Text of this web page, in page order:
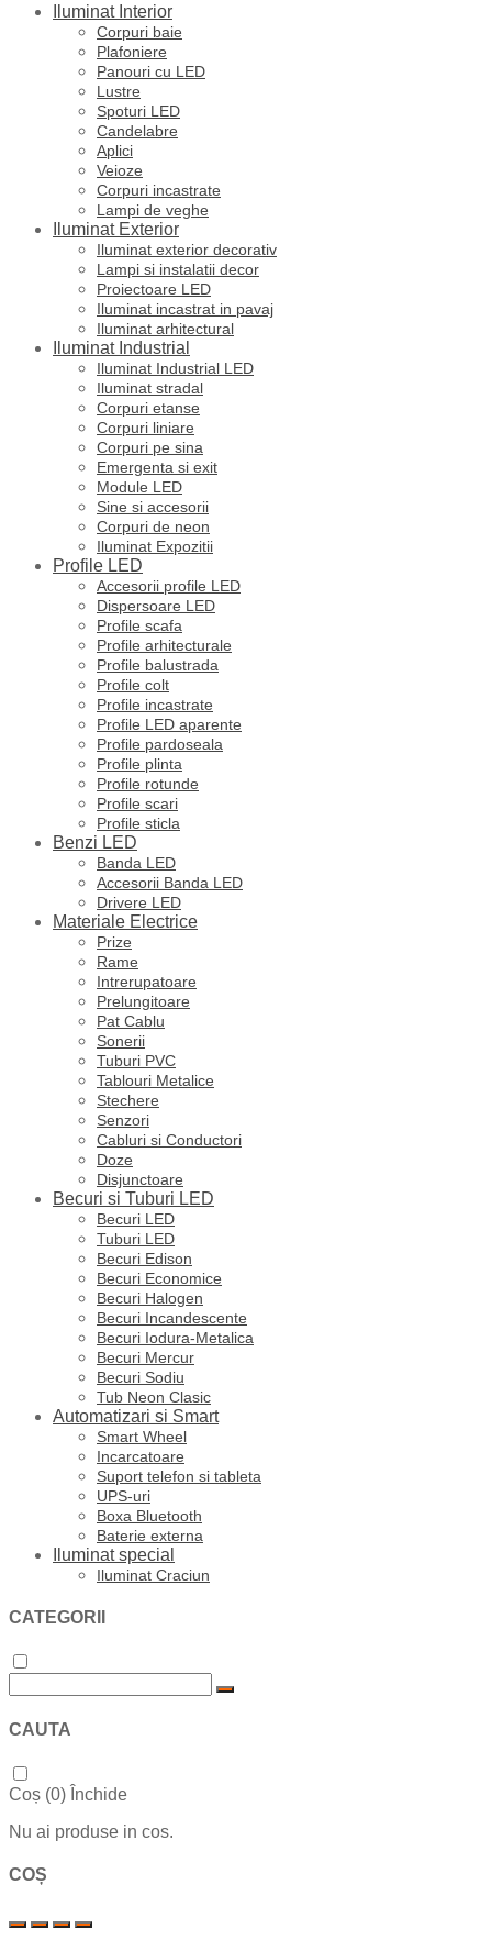
Iluminat Interior
Corpuri baie
Plafoniere
Panouri cu LED
Lustre
Spoturi LED
Candelabre
Aplici
Veioze
Corpuri incastrate
Lampi de veghe
Iluminat Exterior
Iluminat exterior decorativ
Lampi si instalatii decor
Proiectoare LED
Iluminat incastrat in pavaj
Iluminat arhitectural
Iluminat Industrial
Iluminat Industrial LED
Iluminat stradal
Corpuri etanse
Corpuri liniare
Corpuri pe sina
Emergenta si exit
Module LED
Sine si accesorii
Corpuri de neon
Iluminat Expozitii
Profile LED
Accesorii profile LED
Dispersoare LED
Profile scafa
Profile arhitecturale
Profile balustrada
Profile colt
Profile incastrate
Profile LED aparente
Profile pardoseala
Profile plinta
Profile rotunde
Profile scari
Profile sticla
Benzi LED
Banda LED
Accesorii Banda LED
Drivere LED
Materiale Electrice
Prize
Rame
Intrerupatoare
Prelungitoare
Pat Cablu
Sonerii
Tuburi PVC
Tablouri Metalice
Stechere
Senzori
Cabluri si Conductori
Doze
Disjunctoare
Becuri si Tuburi LED
Becuri LED
Tuburi LED
Becuri Edison
Becuri Economice
Becuri Halogen
Becuri Incandescente
Becuri Iodura-Metalica
Becuri Mercur
Becuri Sodiu
Tub Neon Clasic
Automatizari si Smart
Smart Wheel
Incarcatoare
Suport telefon si tableta
UPS-uri
Boxa Bluetooth
Baterie externa
Iluminat special
Iluminat Craciun
CATEGORII
CAUTA
Coș (0) Închide
Nu ai produse in cos.
COȘ